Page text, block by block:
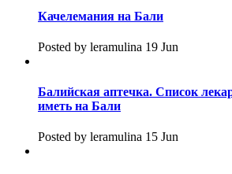
Качелемания на Бали
Posted by leramulina 19 Jun
Балийская аптечка. Список
иметь на Бали
Posted by leramulina 15 Jun